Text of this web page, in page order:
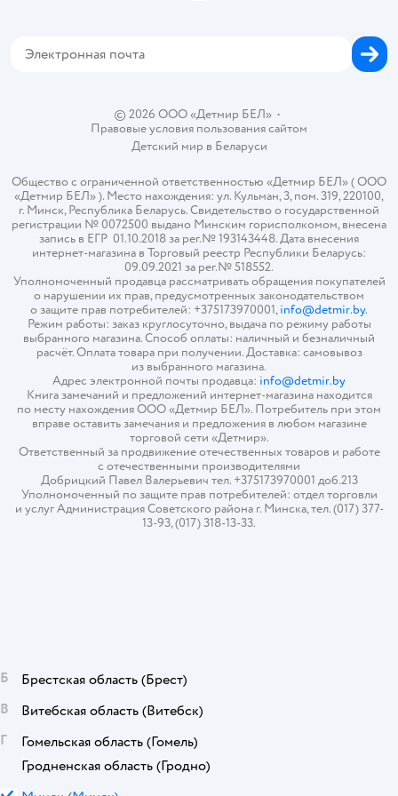
© 2026 ООО «Детмир БЕЛ»•
Правовые условия пользования сайтом
Детский мир в Беларуси
Общество с ограниченной ответственностью «Детмир БЕЛ» ( ООО
«Детмир БЕЛ» ). Место нахождения: ул. Кульман, 3, пом. 319, 220100,
г. Минск, Республика Беларусь. Свидетельство о государственной
регистрации № 0072500 выдано Минским горисполкомом, внесена
запись в ЕГР 01.10.2018 за рег.№ 193143448. Дата внесения
интернет-магазина в Торговый реестр Республики Беларусь:
09.09.2021 за рег.№ 518552.
Уполномоченный продавца рассматривать обращения покупателей
о нарушении их прав, предусмотренных законодательством
о защите прав потребителей: +375173970001,info@detmir.by.
Режим работы: заказ круглосуточно, выдача по режиму работы
выбранного магазина. Способ оплаты: наличный и безналичный
расчёт. Оплата товара при получении. Доставка: самовывоз
из выбранного магазина.
Адрес электронной почты продавца: info@detmir.by
Книга замечаний и предложений интернет-магазина находится
по месту нахождения ООО «Детмир БЕЛ». Потребитель при этом
вправе оставить замечания и предложения в любом магазине
торговой сети «Детмир».
Ответственный за продвижение отечественных товаров и работе
с отечественными производителями
Добрицкий Павел Валерьевич тел. +375173970001 доб.213
Уполномоченный по защите прав потребителей: отдел торговли
и услуг Администрация Советского района г. Минска, тел. (017) 377-
13-93, (017) 318-13-33.
Б Брестская область (Брест)
В
Витебская область (Витебск)
Г
Гомельская область (Гомель)
Гродненская область (Гродно)